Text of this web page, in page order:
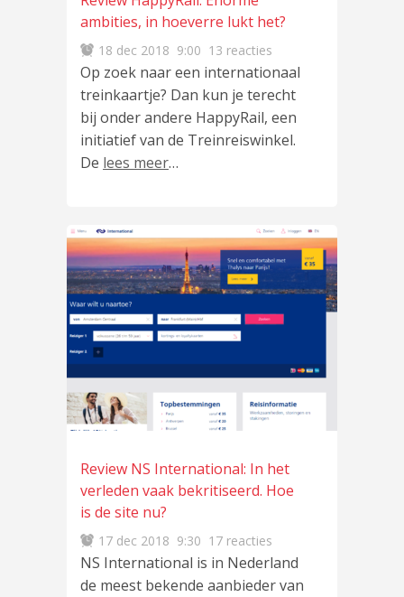
ambities, in hoeverre lukt het?
18 dec 2018 9:00 13 reacties
Op zoek naar een internationaal
treinkaartje? Dan kun je terecht
bij onder andere HappyRail, een
initiatief van de Treinreiswinkel.
De lees meer…
Review NS International: In het
verleden vaak bekritiseerd. Hoe
is de site nu?
17 dec 2018 9:30 17 reacties
NS International is in Nederland
de meest bekende aanbieder van